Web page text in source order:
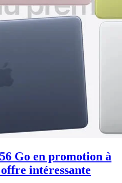
Go en promotion à
intéressante